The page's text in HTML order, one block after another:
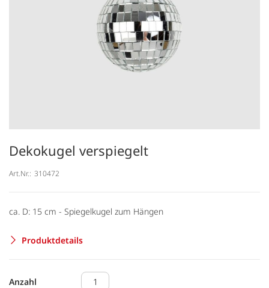
Dekokugel verspiegelt
Art.Nr.: 310472
ca. D: 15 cm - Spiegelkugel zum Hängen
Produktdetails
Anzahl